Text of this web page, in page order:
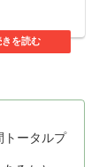
トータルプ